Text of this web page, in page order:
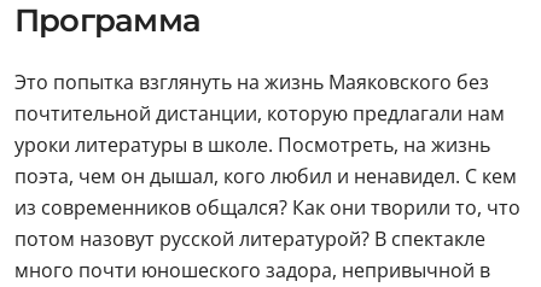
Программа
Это попытка взглянуть на жизнь Маяковского без
почтительной дистанции, которую предлагали нам
уроки литературы в школе. Посмотреть, на жизнь
поэта, чем он дышал, кого любил и ненавидел. С кем
из современников общался? Как они творили то, что
потом назовут русской литературой? В спектакле
много почти юношеского задора, непривычной в